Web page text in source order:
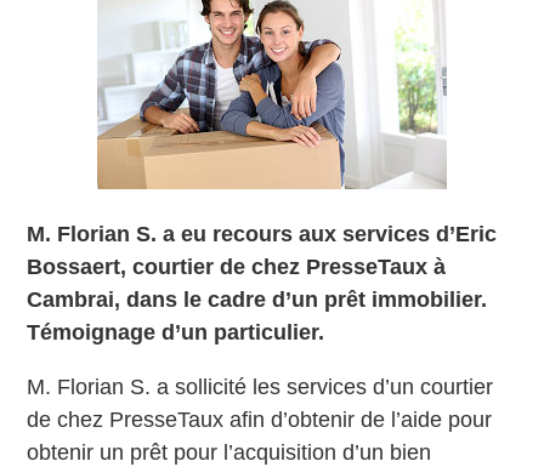
M. Florian S. a eu recours aux services d’Eric
Bossaert, courtier de chez PresseTaux à
Cambrai, dans le cadre d’un prêt immobilier.
Témoignage d’un particulier.
M. Florian S. a sollicité les services d’un courtier
de chez PresseTaux afin d’obtenir de l’aide pour
obtenir un prêt pour l’acquisition d’un bien